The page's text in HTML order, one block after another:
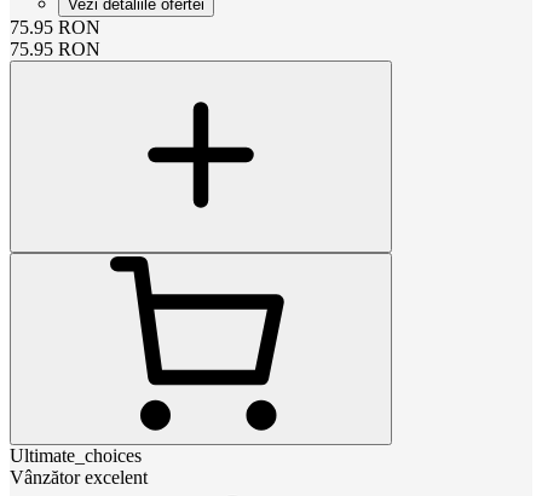
Vezi detaliile ofertei
75.95 RON
75.95 RON
Ultimate_choices
Vânzător excelent